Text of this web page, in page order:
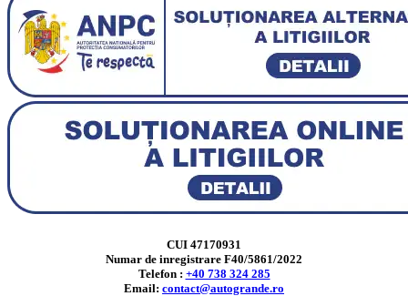
CUI 47170931
Numar de inregistrare F40/5861/2022
Telefon : +40 738 324 285
Email: contact@autogrande.ro